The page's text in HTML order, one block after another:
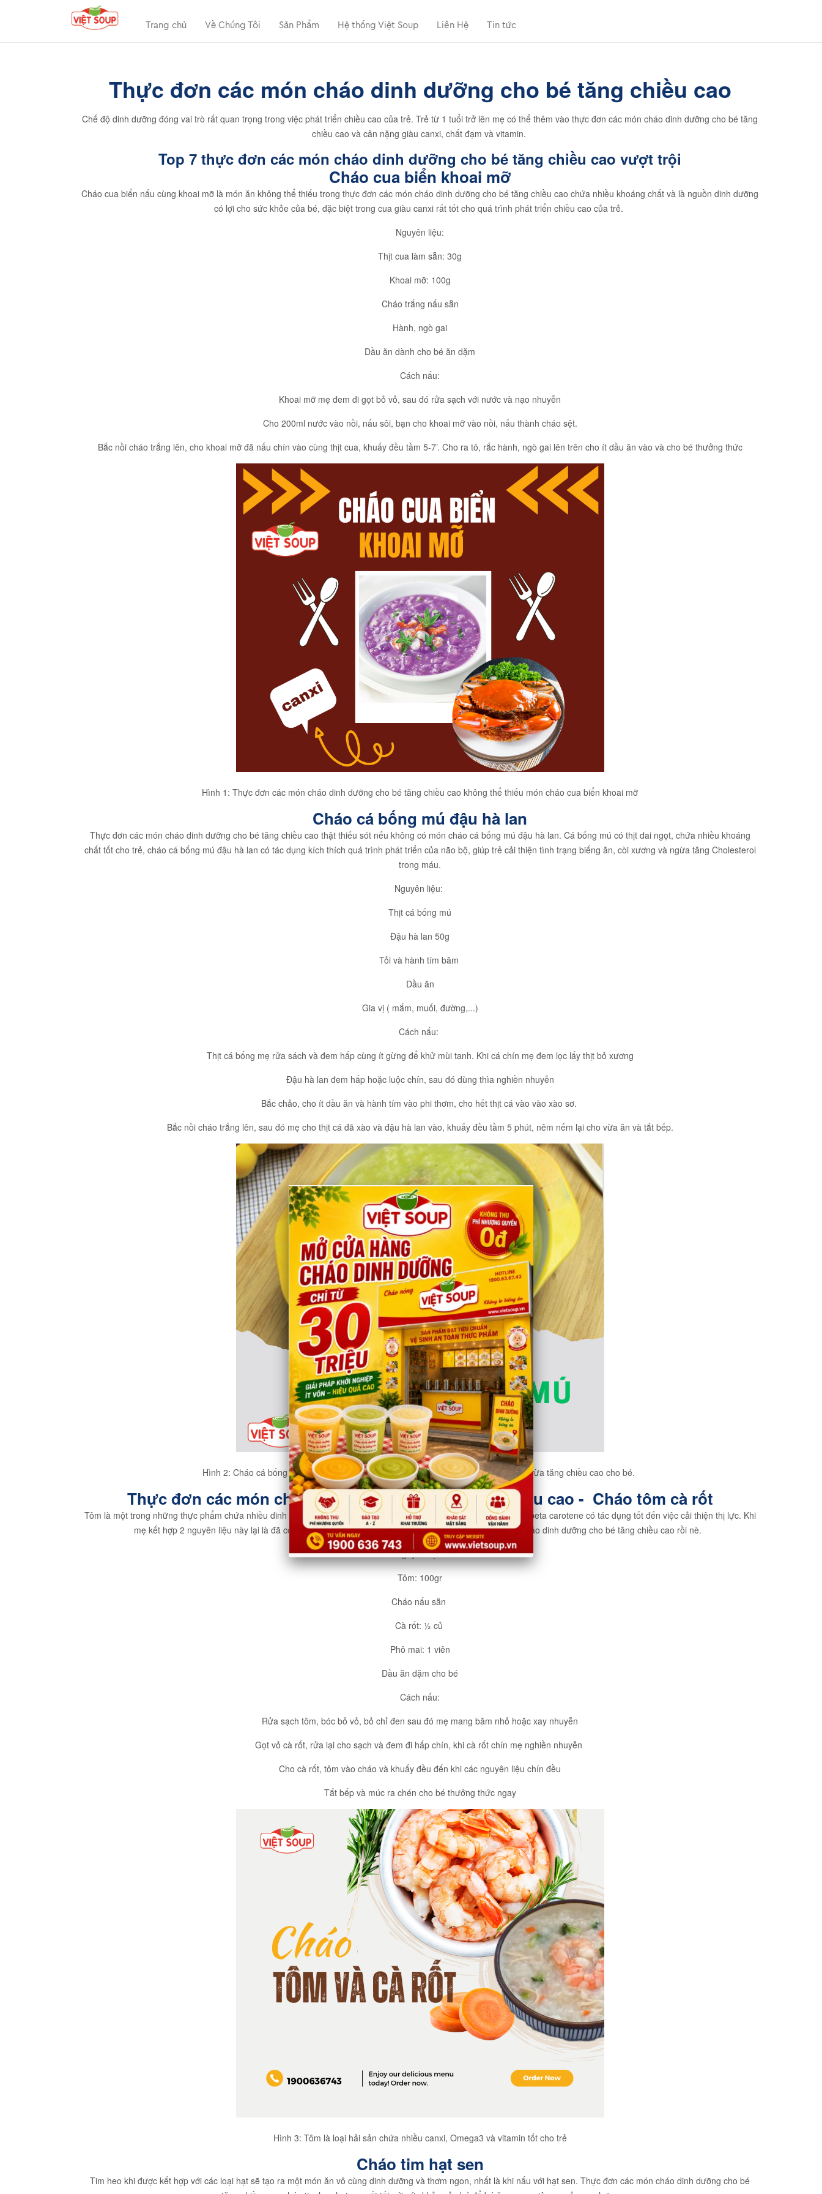
Trang chủ Về Chúng Tôi Sản Phẩm Hệ thống Việt Soup Liên Hệ Tin tức
Thực đơn các món cháo dinh dưỡng cho bé tăng chiều cao
Chế độ dinh dưỡng đóng vai trò rất quan trọng trong việc phát triển chiều cao của trẻ. Trẻ từ 1 tuổi trở lên mẹ có thể thêm vào thực đơn các món cháo dinh dưỡng cho bé tăng
chiều cao và cân nặng giàu canxi, chất đạm và vitamin.
Top 7 thực đơn các món cháo dinh dưỡng cho bé tăng chiều cao vượt trội
Cháo cua biển khoai mỡ
Cháo cua biển nấu cùng khoai mỡ là món ăn không thể thiếu trong thực đơn các món cháo dinh dưỡng cho bé tăng chiều cao chứa nhiều khoáng chất và là nguồn dinh dưỡng
có lợi cho sức khỏe của bé, đặc biệt trong cua giàu canxi rất tốt cho quá trình phát triển chiều cao của trẻ.
Nguyên liệu:
Thịt cua làm sẵn: 30g
Khoai mỡ: 100g
Cháo trắng nấu sẵn
Hành, ngò gai
Dầu ăn dành cho bé ăn dặm
Cách nấu:
Khoai mỡ mẹ đem đi gọt bỏ vỏ, sau đó rửa sạch với nước và nạo nhuyễn
Cho 200ml nước vào nồi, nấu sôi, bạn cho khoai mỡ vào nồi, nấu thành cháo sệt.
Bắc nồi cháo trắng lên, cho khoai mỡ đã nấu chín vào cùng thịt cua, khuấy đều tầm 5-7’. Cho ra tô, rắc hành, ngò gai lên trên cho ít dầu ăn vào và cho bé thưởng thức
Hình 1: Thực đơn các món cháo dinh dưỡng cho bé tăng chiều cao không thể thiếu món cháo cua biển khoai mỡ
Cháo cá bống mú đậu hà lan
Thực đơn các món cháo dinh dưỡng cho bé tăng chiều cao thật thiếu sót nếu không có món cháo cá bống mú đậu hà lan. Cá bống mú có thịt dai ngọt, chứa nhiều khoáng
chất tốt cho trẻ, cháo cá bống mú đậu hà lan có tác dụng kích thích quá trình phát triển của não bộ, giúp trẻ cải thiện tình trạng biếng ăn, còi xương và ngừa tăng Cholesterol
trong máu.
Nguyên liệu:
Thịt cá bống mú
Đậu hà lan 50g
Tỏi và hành tím băm
Dầu ăn
Gia vị ( mắm, muối, đường,...)
Cách nấu:
Thịt cá bống mẹ rửa sách và đem hấp cùng ít gừng để khử mùi tanh. Khi cá chín mẹ đem lọc lấy thịt bỏ xương
Đậu hà lan đem hấp hoặc luộc chín, sau đó dùng thìa nghiền nhuyễn
Bắc chảo, cho ít dầu ăn và hành tím vào phi thơm, cho hết thịt cá vào vào xào sơ.
Bắc nồi cháo trắng lên, sau đó mẹ cho thịt cá đã xào và đậu hà lan vào, khuấy đều tầm 5 phút, nêm nếm lại cho vừa ăn và tắt bếp.
Hình 2: Cháo cá bống mú đậu hà lan là món cháo dinh dưỡng vừa giúp trẻ tăng cân vừa tăng chiều cao cho bé.
Thực đơn các món cháo dinh dưỡng cho bé tăng chiều cao - Cháo tôm cà rốt
Tôm là một trong những thực phẩm chứa nhiều dinh dưỡng như vitamin và omega 3. Cà rốt chứa nhiều chất xơ và beta carotene có tác dụng tốt đến việc cải thiện thị lực. Khi
mẹ kết hợp 2 nguyên liệu này lại là đã có ngay món cháo tôm cà rốt bổ sung vào thực đơn các món cháo dinh dưỡng cho bé tăng chiều cao rồi nè.
Nguyên liệu:
Tôm: 100gr
Cháo nấu sẵn
Cà rốt: ½ củ
Phô mai: 1 viên
Dầu ăn dặm cho bé
Cách nấu:
Rửa sạch tôm, bóc bỏ vỏ, bỏ chỉ đen sau đó mẹ mang băm nhỏ hoặc xay nhuyễn
Gọt vỏ cà rốt, rửa lại cho sạch và đem đi hấp chín, khi cà rốt chín mẹ nghiền nhuyễn
Cho cà rốt, tôm vào cháo và khuấy đều đến khi các nguyên liệu chín đều
Tắt bếp và múc ra chén cho bé thưởng thức ngay
Hình 3: Tôm là loại hải sản chứa nhiều canxi, Omega3 và vitamin tốt cho trẻ
Cháo tim hạt sen
Tim heo khi được kết hợp với các loại hạt sẽ tạo ra một món ăn vô cùng dinh dưỡng và thơm ngon, nhất là khi nấu với hạt sen. Thực đơn các món cháo dinh dưỡng cho bé